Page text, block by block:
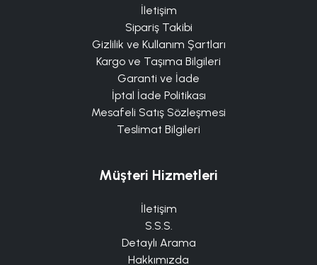
İletişim
Sipariş Takibi
Gizlilik ve Kullanım Şartları
Kargo ve Taşıma Bilgileri
Garanti ve İade
İptal İade Politikası
Mesafeli Satış Sözleşmesi
Teslimat Bilgileri
Müşteri Hizmetleri
İletişim
S.S.S.
Detaylı Arama
Hakkımızda